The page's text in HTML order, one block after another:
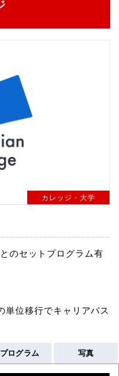
カレッジ・大学
のセットプログラム有
単位移行でキャリアパス
プログラム 写真